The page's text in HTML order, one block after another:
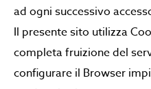
ad ogni successivo
Il presente sito utilizza
completa fruizione del
configurare il Browser